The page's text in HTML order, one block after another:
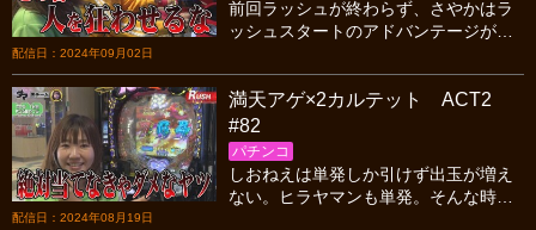
配信日：2024年09月02日
前回ラッシュが終わらず、さやかはラ
ッシュスタートのアドバンテージがあ
が正解し、クジの棒の本数を決める事
ができるが何本にする？
配信日：2024年08月19日
満天アゲ×2カルテット ACT2
#82
パチンコ
しおねえは単発しか引けず出玉が増え
ない。ヒラヤマンも単発。そんな時、